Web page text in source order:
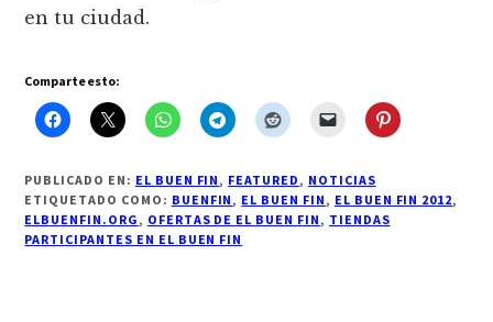
en tu ciudad.
Comparte esto:
PUBLICADO EN: EL BUEN FIN, FEATURED, NOTICIAS
ETIQUETADO COMO: BUENFIN, EL BUEN FIN, EL BUEN FIN 2012,
ELBUENFIN.ORG, OFERTAS DE EL BUEN FIN, TIENDAS
PARTICIPANTES EN EL BUEN FIN